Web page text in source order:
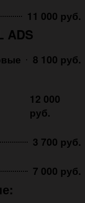
11 000 руб.
ADS
8 100 руб.
12 000
руб.
3 700 руб.
7 000 руб.